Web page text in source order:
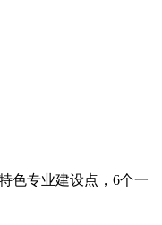
色专业建设点，6个一